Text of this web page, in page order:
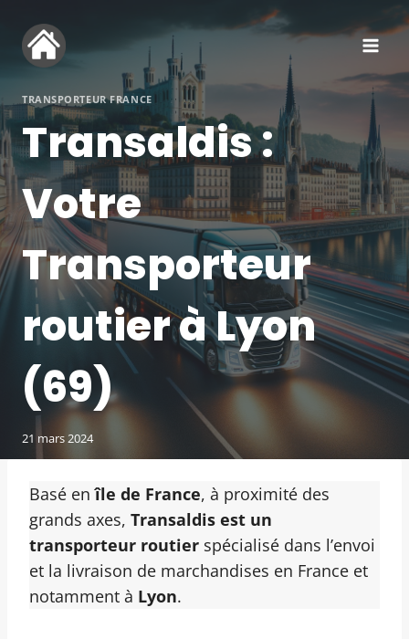
contenu
TRANSPORTEUR FRANCE
Transaldis :
Votre
Transporteur
routier à Lyon
(69)
21 mars 2024
Basé enîle de France, à proximité des
grands axes, Transaldis est un
transporteur routier spécialisé dans l’envoi
et la livraison de marchandises en France et
notamment à Lyon.